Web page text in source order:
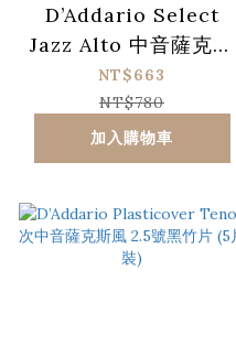
D’Addario Select
Jazz Alto 中音薩克斯
風 2M竹片 (10片裝)
NT$663
NT$780
加入購物車